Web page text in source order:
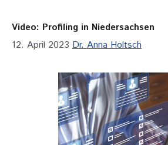
Video: Profiling in Niedersachsen
12. April 2023 Dr. Anna Holtsch